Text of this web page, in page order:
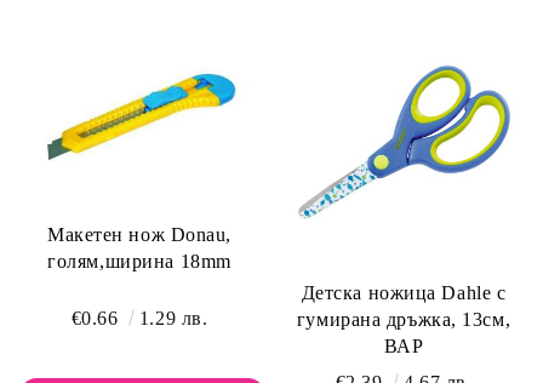
Макетен нож Donau,
голям,ширина 18mm
€0.66 1.29 лв.
Детска ножица Dahle с
гумирана дръжка, 13см,
ВАР